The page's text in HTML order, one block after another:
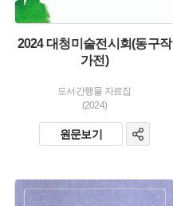
2024 대청미술전시회(동구작
가전)
도서간행물 자료집
(2024)
원문보기